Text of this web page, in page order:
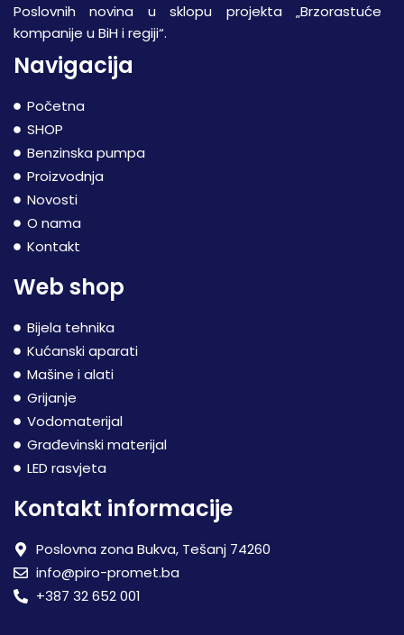
Poslovnih novina u sklopu projekta „Brzorastuće
kompanije u BiH i regiji“.
Navigacija
Početna
SHOP
Benzinska pumpa
Proizvodnja
Novosti
O nama
Kontakt
Web shop
Bijela tehnika
Kućanski aparati
Mašine i alati
Grijanje
Vodomaterijal
Građevinski materijal
LED rasvjeta
Kontakt informacije
Poslovna zona Bukva, Tešanj 74260
info@piro-promet.ba
+387 32 652 001